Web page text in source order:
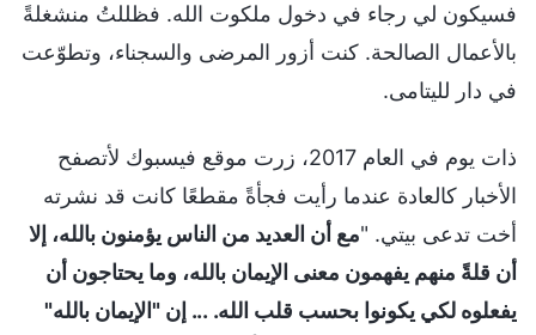
فسيكون لي رجاء في دخول ملكوت الله. فظللتُ منشغلةً
بالأعمال الصالحة. كنت أزور المرضى والسجناء، وتطوّعت
في دار لليتامى.
ذات يوم في العام 2017، زرت موقع فيسبوك لأتصفح
الأخبار كالعادة عندما رأيت فجأةً مقطعًا كانت قد نشرته
أخت تدعى بيتي. "مع أن العديد من الناس يؤمنون بالله، إلا
أن قلةً منهم يفهمون معنى الإيمان بالله، وما يحتاجون أن
يفعلوه لكي يكونوا بحسب قلب الله. ... إن "الإيمان بالله"